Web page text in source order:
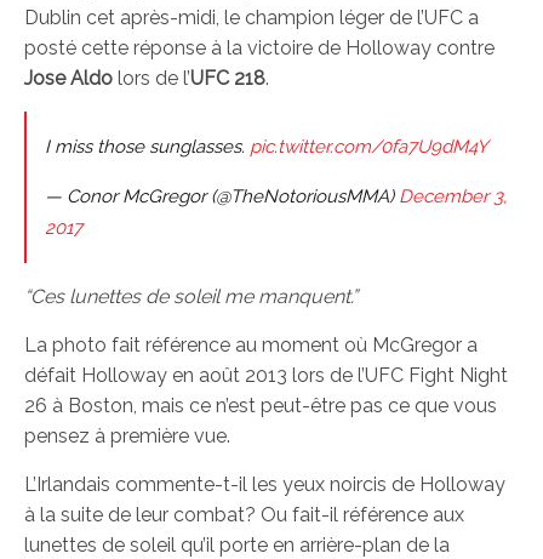
Dublin cet après-midi, le champion léger de l’UFC a
posté cette réponse à la victoire de Holloway contre
Jose Aldo lors de l’UFC 218.
I miss those sunglasses. pic.twitter.com/0fa7U9dM4Y
— Conor McGregor (@TheNotoriousMMA) December 3,
2017
“Ces lunettes de soleil me manquent.”
La photo fait référence au moment où McGregor a
défait Holloway en août 2013 lors de l’UFC Fight Night
26 à Boston, mais ce n’est peut-être pas ce que vous
pensez à première vue.
L’Irlandais commente-t-il les yeux noircis de Holloway
à la suite de leur combat? Ou fait-il référence aux
lunettes de soleil qu’il porte en arrière-plan de la